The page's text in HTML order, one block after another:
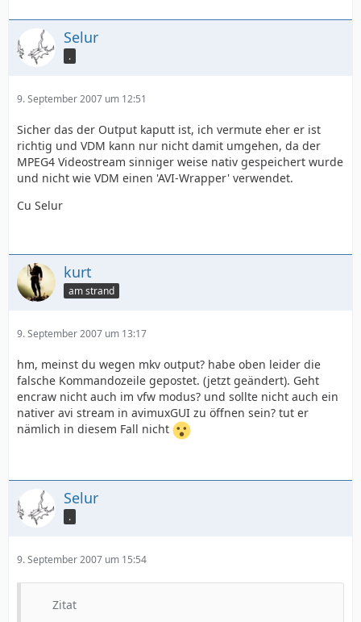
Selur
.
9. September 2007 um 12:51
Sicher das der Output kaputt ist, ich vermute eher er ist
richtig und VDM kann nur nicht damit umgehen, da der
MPEG4 Videostream sinniger weise nativ gespeichert wurde
und nicht wie VDM einen 'AVI-Wrapper' verwendet.
Cu Selur
kurt
am strand
9. September 2007 um 13:17
hm, meinst du wegen mkv output? habe oben leider die
falsche Kommandozeile gepostet. (jetzt geändert). Geht
encraw nicht auch im vfw modus? und sollte nicht auch ein
nativer avi stream in avimuxGUI zu öffnen sein? tut er
nämlich in diesem Fall nicht
Selur
.
9. September 2007 um 15:54
Zitat